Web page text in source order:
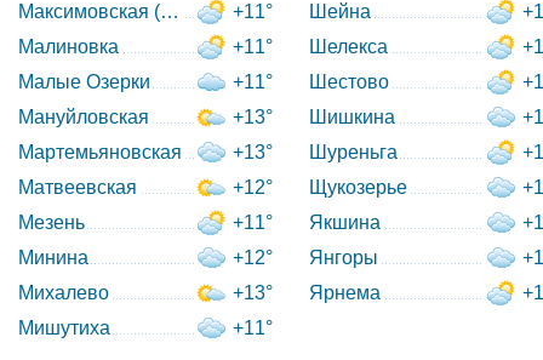
Максимовская (Североонежский с/с)
+11°
Малиновка
+11°
Малые Озерки
+11°
Мануйловская
+13°
Мартемьяновская
+13°
Матвеевская
+12°
Мезень
+11°
Минина
+12°
Михалево
+13°
Мишутиха
+11°
Шейна
Шелекса
Шестово
Шишкина
Шуреньга
Щукозерье
Якшина
Янгоры
Ярнема